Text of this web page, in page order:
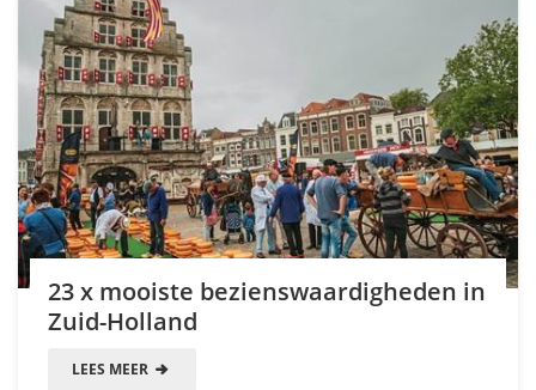
23 x mooiste bezienswaardigheden in
Zuid-Holland
LEES MEER